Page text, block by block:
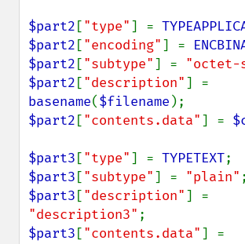
$part2 ["type"] =
$part2 ["encoding"] =
$part2 ["subtype"] = "octet-
$part2 ["description"
basename($filename
$part2 ["contents.data"] =
$part3 ["type"] = TYPETEXT
$part3 ["subtype"] = "plain"
$part3 ["description"
"description3"
$part3 ["contents.data"